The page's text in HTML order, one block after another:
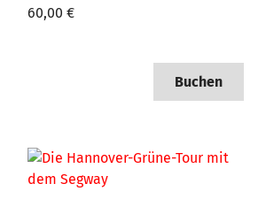
60,00 €
Buchen